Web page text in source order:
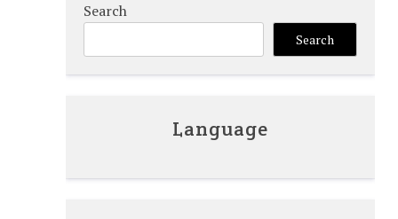
Search
Search
Language